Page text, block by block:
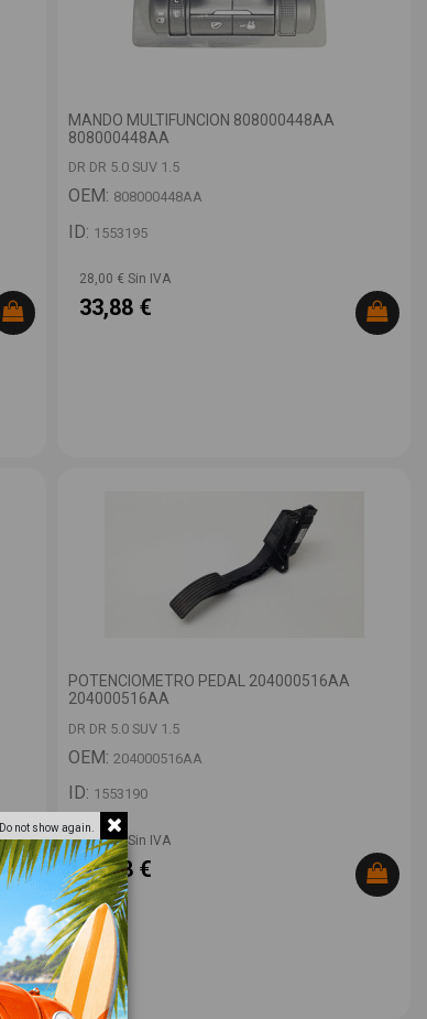
MANDO MULTIFUNCION 808000448AA
808000448AA
DR DR 5.0 SUV 1.5
OEM: 808000448AA
ID: 1553195
28,00 € Sin IVA
33,88 €
POTENCIOMETRO PEDAL 204000516AA
204000516AA
DR DR 5.0 SUV 1.5
OEM: 204000516AA
ID: 1553190
28,00 € Sin IVA
33,88 €
Do not show again.